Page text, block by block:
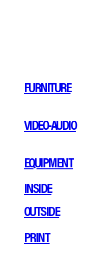
FURNITURE
VIDEO-AUDIO
EQUIPMENT
INSIDE
OUTSIDE
PRINT